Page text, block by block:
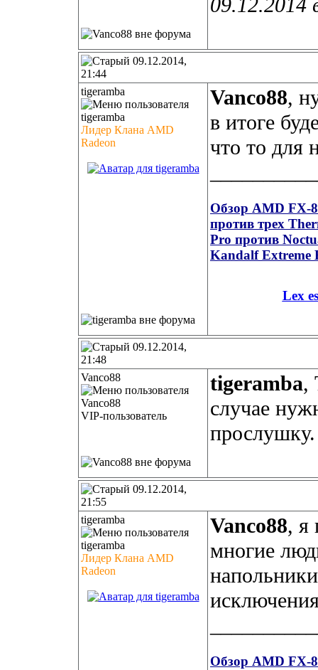
09.12.2014
09.12.2014,
21:44
tigeramba
Лидер Клана AMD
Radeon
Vanco88,
в итоге
что то для
Обзор AMD FX-
против трех
Pro против
Kandalf Extreme
Lex
09.12.2014,
21:48
Vanco88
VIP-пользователь
tigeramba,
случае
прослушку.
09.12.2014,
21:55
tigeramba
Лидер Клана AMD
Radeon
Vanco88, я
многие
Обзор AMD FX-